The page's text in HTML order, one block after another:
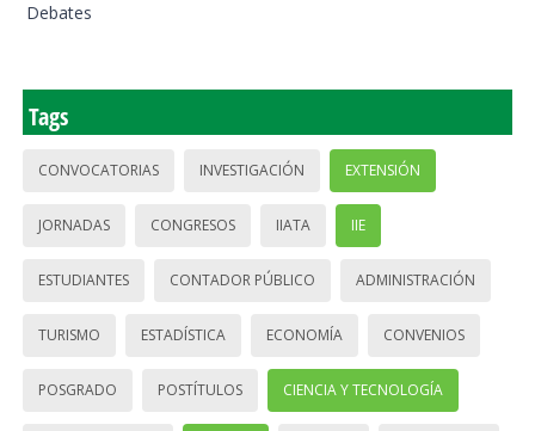
Debates
Tags
CONVOCATORIAS INVESTIGACIÓN EXTENSIÓN
JORNADAS CONGRESOS IIATA IIE
ESTUDIANTES CONTADOR PÚBLICO ADMINISTRACIÓN
TURISMO ESTADÍSTICA ECONOMÍA CONVENIOS
POSGRADO POSTÍTULOS CIENCIA Y TECNOLOGÍA